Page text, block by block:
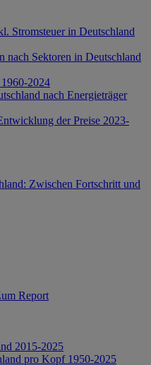
Stromsteuer in Deutschland
nach Sektoren in Deutschland
2024
nach Energieträger
der Preise 2023-
Zwischen Fortschritt und
Report
2015-2025
pro Kopf 1950-2025